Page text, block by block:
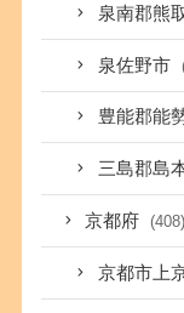
泉南郡熊
泉佐野市
豊能郡能
三島郡島
京都府 (408)
京都市上